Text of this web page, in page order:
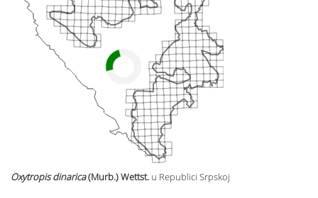
Oxytropis dinarica(Murb.) Wettst. u Republici Srpskoj